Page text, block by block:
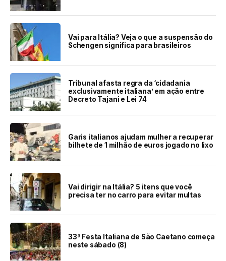
Vai para Itália? Veja o que a suspensão do
Schengen significa para brasileiros
Tribunal afasta regra da ‘cidadania
exclusivamente italiana’ em ação entre
Decreto Tajani e Lei 74
Garis italianos ajudam mulher a recuperar
bilhete de 1 milhão de euros jogado no lixo
Vai dirigir na Itália? 5 itens que você
precisa ter no carro para evitar multas
33ª Festa Italiana de São Caetano começa
neste sábado (8)